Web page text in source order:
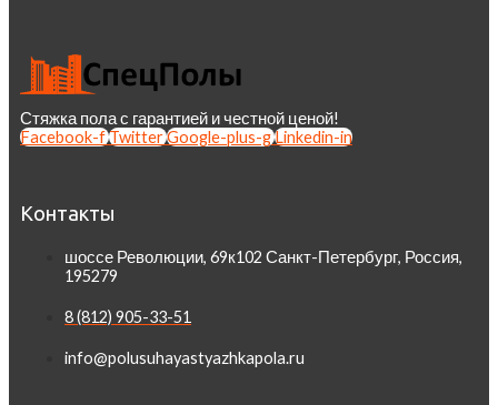
Стяжка пола с гарантией и честной ценой!
Facebook-fTwitterGoogle-plus-gLinkedin-in
Контакты
шоссе Революции, 69к102 Санкт-Петербург, Россия,
195279
8 (812) 905-33-51
info@polusuhayastyazhkapola.ru